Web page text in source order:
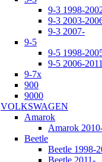
9-3 1998-
9-3 2003-
9-3 2007-
9-5
9-5 1998-
9-5 2006-2011
9-7x
900
9000
VOLKSWAGEN
Amarok
Amarok
Beetle
Beetle 1998-
Beetle 2011-